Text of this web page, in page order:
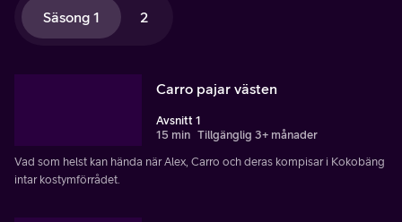
Säsong 1 2
Carro pajar västen
Avsnitt 1
15 min Tillgänglig 3+ månader
Vad som helst kan hända när Alex, Carro och deras kompisar i Kokobäng
intar kostymförrådet.